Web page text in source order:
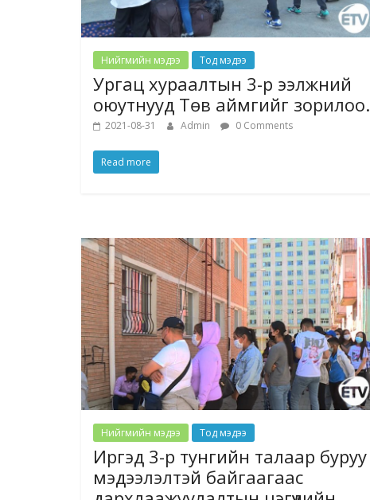
Нийгмийн мэдээ Тод мэдээ
Ургац хураалтын 3-р ээлжний
оюутнууд Төв аймгийг зорилоо.
2021-08-31 Admin 0 Comments
Read more
Нийгмийн мэдээ Тод мэдээ
Иргэд 3-р тунгийн талаар буруу
мэдээлэлтэй байгаагаас